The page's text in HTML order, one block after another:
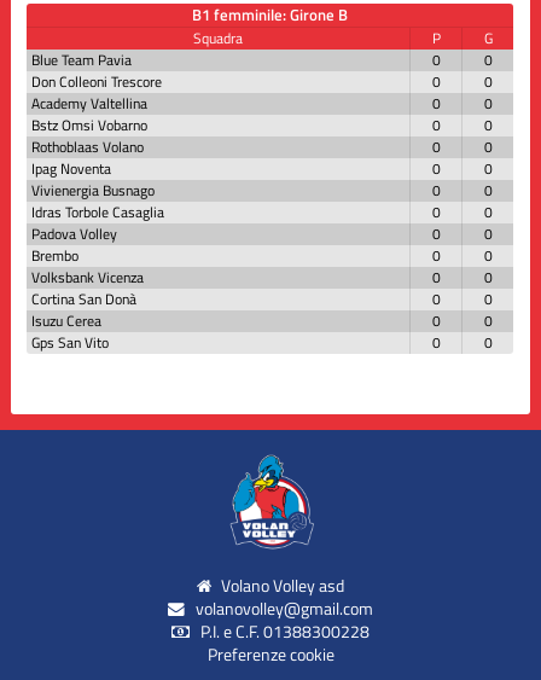
B1 femminile: Girone B
Squadra P
G
Blue Team Pavia
0
0
Don Colleoni Trescore
0
0
Academy Valtellina
0
0
Bstz Omsi Vobarno
0
0
Rothoblaas Volano
0
0
Ipag Noventa
0
0
Vivienergia Busnago
0
0
Idras Torbole Casaglia
0
0
Padova Volley
0
0
Brembo
0
0
Volksbank Vicenza
0
0
Cortina San Donà
0
0
Isuzu Cerea
0
0
Gps San Vito
0 0
Volano Volley asd
volanovolley@gmail.com
P.I. e C.F. 01388300228
Preferenze cookie